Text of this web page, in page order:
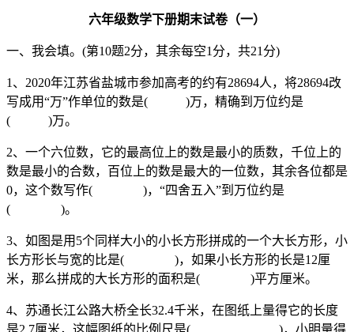
六年级数学下册期末试卷（一）
一、我会填。(第10题2分，其余每空1分，共21分)
1、2020年江苏省盐城市参加高考的约有28694人，将28694改
写成用“万”作单位的数是( )万，精确到万位约是
( )万。
2、一个六位数，它的最高位上的数是最小的质数，千位上的
数是最小的合数，百位上的数是最大的一位数，其余各位都是
0，这个数写作( )，“四舍五入”到万位约是
( )。
3、如图是用5个同样大小的小长方形拼成的一个大长方形，小
长方形长与宽的比是( )，如果小长方形的长是12厘
米，那么拼成的大长方形的面积是( )平方厘米。
4、苏通长江公路大桥全长32.4千米，在图纸上量得它的长度
是2.7厘米，这幅图纸的比例尺是( )，小明量得